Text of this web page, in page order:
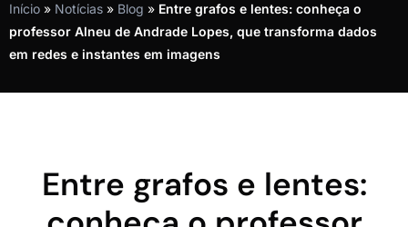
Início » Notícias » Blog » Entre grafos e lentes: conheça o
professor Alneu de Andrade Lopes, que transforma dados
em redes e instantes em imagens
Entre grafos e lentes: